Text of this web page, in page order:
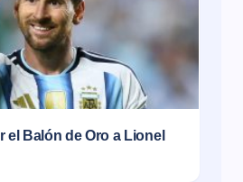
el Balón de Oro a Lionel